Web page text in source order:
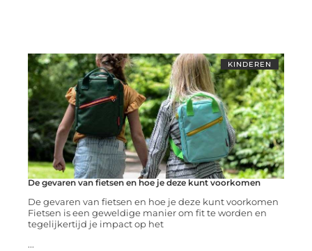
KINDEREN
De gevaren van fietsen en hoe je deze kunt voorkomen
De gevaren van fietsen en hoe je deze kunt voorkomen
Fietsen is een geweldige manier om fit te worden en
tegelijkertijd je impact op het
...